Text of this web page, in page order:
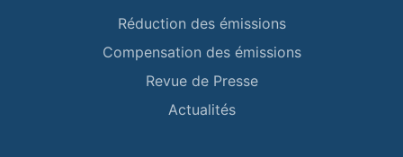
Réduction des émissions
Compensation des émissions
Revue de Presse
Actualités